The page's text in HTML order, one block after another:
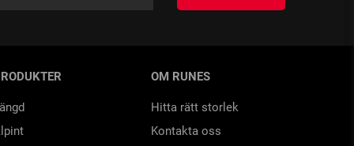
OM RUNES
Hitta rätt storlek
Kontakta oss